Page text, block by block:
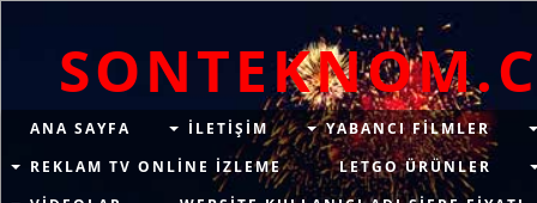
ANA SAYFA ILETIŞIM
YABANCI FILMLER
REKLAM TV ONLINE IZLEME
LETGO ÜRÜNLER